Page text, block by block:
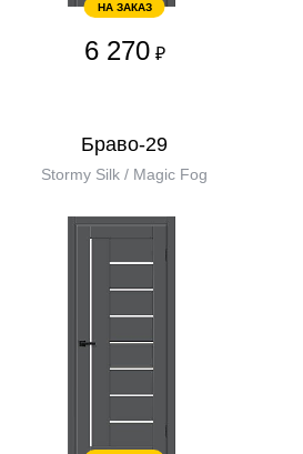
НА ЗАКАЗ
6 270 ₽
Браво-29
Stormy Silk / Magic Fog